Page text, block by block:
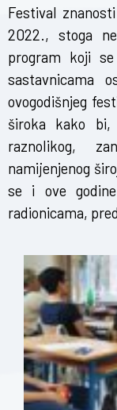
Festival
2022., stoga
program koji
sastavnicama
ovogodišnjeg
široka kako
raznolikog,
namijenjenog
se i ove
radionicama,